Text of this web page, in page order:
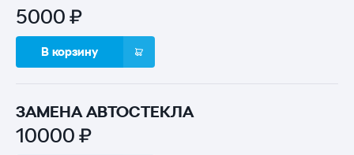
5000 ₽
В корзину
ЗАМЕНА АВТОСТЕКЛА
10000 ₽